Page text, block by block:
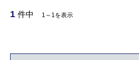
1 件中 1～1を表示